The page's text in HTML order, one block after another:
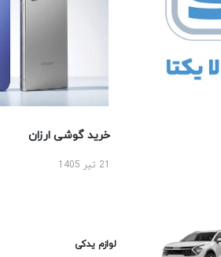
خرید گوشی ارزان
لوازم یدکی